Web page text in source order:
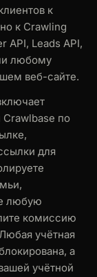
к
к Crawling
API, Leads API,
любому
веб-сайте.
по
для
любую
комиссию
учётная
а
учётной